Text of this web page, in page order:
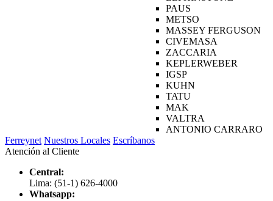
PAUS
METSO
MASSEY FERGUSON
CIVEMASA
ZACCARIA
KEPLERWEBER
IGSP
KUHN
TATU
MAK
VALTRA
ANTONIO CARRARO
Ferreynet Nuestros Locales Escríbanos
Atención al Cliente
Central:
Lima: (51-1) 626-4000
Whatsapp: